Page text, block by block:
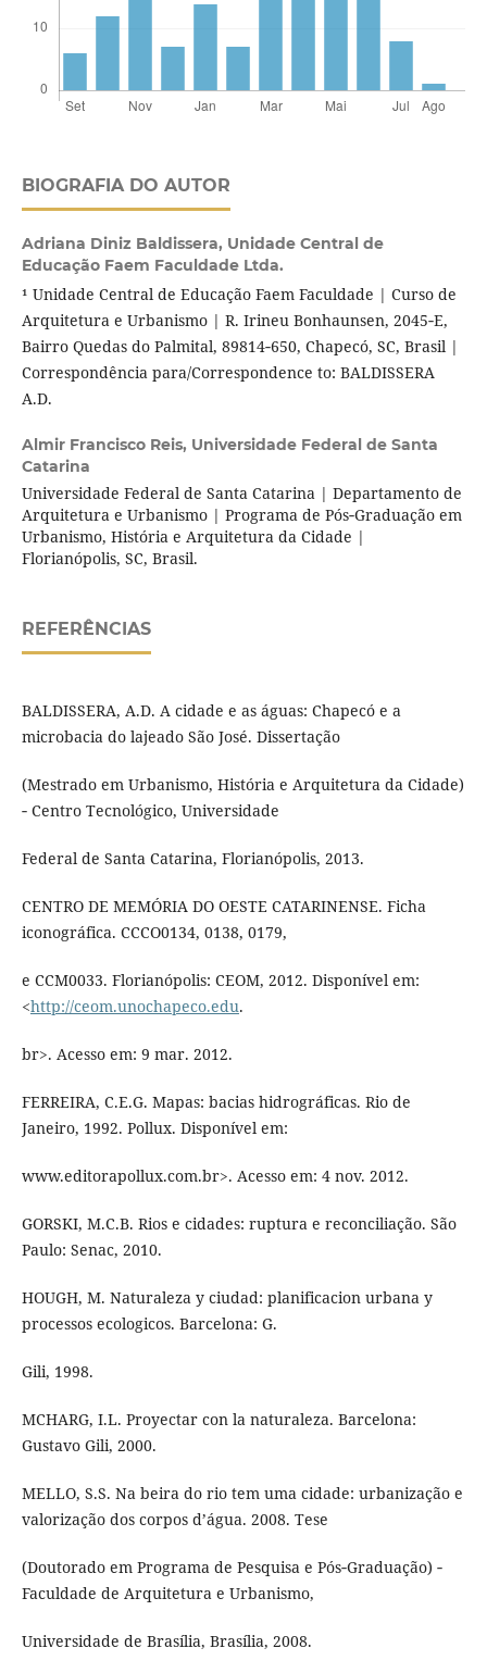
BIOGRAFIA DO AUTOR
Adriana Diniz Baldissera, Unidade Central de
Educação Faem Faculdade Ltda.
¹ Unidade Central de Educação Faem Faculdade | Curso de
Arquitetura e Urbanismo | R. Irineu Bonhaunsen, 2045‑E,
Bairro Quedas do Palmital, 89814‑650, Chapecó, SC, Brasil |
Correspondência para/Correspondence to: BALDISSERA
A.D.
Almir Francisco Reis, Universidade Federal de Santa
Catarina
Universidade Federal de Santa Catarina | Departamento de
Arquitetura e Urbanismo | Programa de Pós‑Graduação em
Urbanismo, História e Arquitetura da Cidade |
Florianópolis, SC, Brasil.
REFERÊNCIAS
BALDISSERA, A.D. A cidade e as águas: Chapecó e a
microbacia do lajeado São José. Dissertação
(Mestrado em Urbanismo, História e Arquitetura da Cidade)
‑ Centro Tecnológico, Universidade
Federal de Santa Catarina, Florianópolis, 2013.
CENTRO DE MEMÓRIA DO OESTE CATARINENSE. Ficha
iconográfica. CCCO0134, 0138, 0179,
e CCM0033. Florianópolis: CEOM, 2012. Disponível em:
<http://ceom.unochapeco.edu.
br>. Acesso em: 9 mar. 2012.
FERREIRA, C.E.G. Mapas: bacias hidrográficas. Rio de
Janeiro, 1992. Pollux. Disponível em:
www.editorapollux.com.br>. Acesso em: 4 nov. 2012.
GORSKI, M.C.B. Rios e cidades: ruptura e reconciliação. São
Paulo: Senac, 2010.
HOUGH, M. Naturaleza y ciudad: planificacion urbana y
processos ecologicos. Barcelona: G.
Gili, 1998.
MCHARG, I.L. Proyectar con la naturaleza. Barcelona:
Gustavo Gili, 2000.
MELLO, S.S. Na beira do rio tem uma cidade: urbanização e
valorização dos corpos d’água. 2008. Tese
(Doutorado em Programa de Pesquisa e Pós‑Graduação) ‑
Faculdade de Arquitetura e Urbanismo,
Universidade de Brasília, Brasília, 2008.